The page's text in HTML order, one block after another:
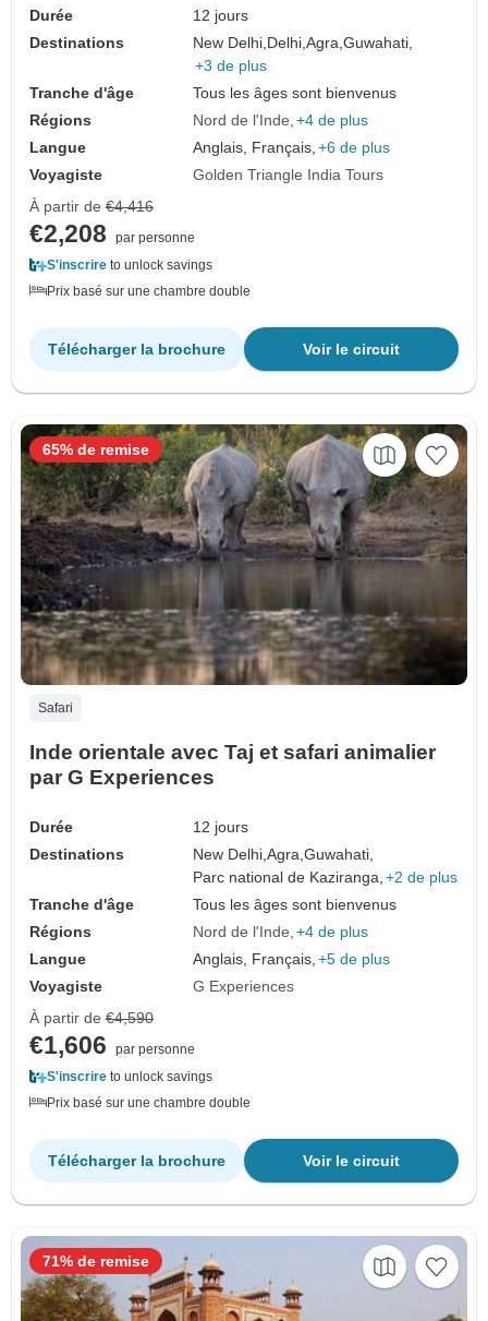
Durée
12 jours
Destinations
New Delhi,Delhi,Agra,Guwahati,
+3 de plus
Tranche d'âge
Tous les âges sont bienvenus
Régions
Nord de l'Inde +4 de plus
Langue
Anglais, Français, +6 de plus
Voyagiste
Golden Triangle India Tours
À partir de €4,416
€2,208
par personne
S'inscrire to unlock savings
Prix basé sur une chambre double
Voir le circuit
Télécharger la brochure
Safari
Inde orientale avec Taj et safari animalier
par G Experiences
Durée
12 jours
Destinations
New Delhi,Agra,Guwahati,
Parc national de Kaziranga, +2 de plus
Tranche d'âge
Tous les âges sont bienvenus
Régions
Nord de l'Inde +4 de plus
Langue
Anglais, Français, +5 de plus
Voyagiste
G Experiences
65% de remise
À partir de €4,590
€1,606
par personne
S'inscrire to unlock savings
Prix basé sur une chambre double
Voir le circuit
Télécharger la brochure
71% de remise